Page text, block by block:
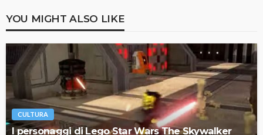
YOU MIGHT ALSO LIKE
CULTURA
I personaggi di Lego Star Wars The Skywalker